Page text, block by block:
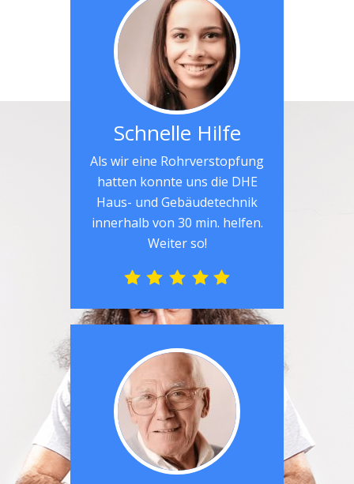
Schnelle Hilfe
Als wir eine Rohrverstopfung
hatten konnte uns die DHE
Haus- und Gebäudetechnik
innerhalb von 30 min. helfen.
Weiter so!